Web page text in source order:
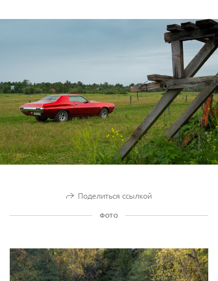
Поделиться ссылкой
ФОТО